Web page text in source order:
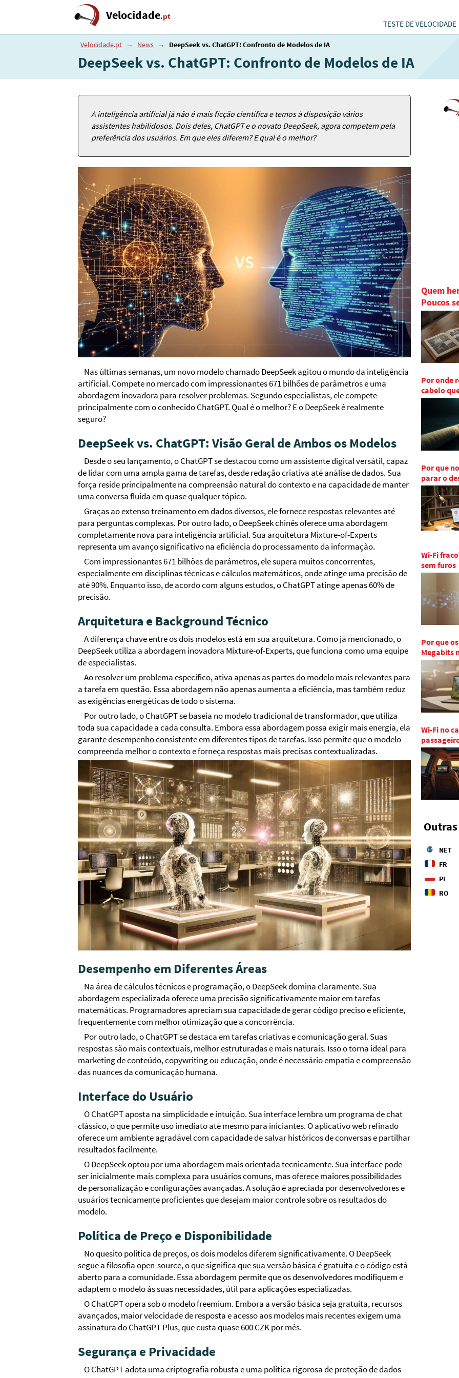
Velocidade.pt
TESTE DE VELOCIDADE
Velocidade.pt → News → DeepSeek vs. ChatGPT: Confronto de Modelos de IA
DeepSeek vs. ChatGPT: Confronto de Modelos de IA
A inteligência artificial já não é mais ficção científica e temos à disposição vários
assistentes habilidosos. Dois deles, ChatGPT e o novato DeepSeek, agora competem pela
preferência dos usuários. Em que eles diferem? E qual é o melhor?
Nas últimas semanas, um novo modelo chamado DeepSeek agitou o mundo da inteligência
artificial. Compete no mercado com impressionantes 671 bilhões de parâmetros e uma
abordagem inovadora para resolver problemas. Segundo especialistas, ele compete
principalmente com o conhecido ChatGPT. Qual é o melhor? E o DeepSeek é realmente
seguro?
DeepSeek vs. ChatGPT: Visão Geral de Ambos os Modelos
Desde o seu lançamento, o ChatGPT se destacou como um assistente digital versátil, capaz
de lidar com uma ampla gama de tarefas, desde redação criativa até análise de dados. Sua
força reside principalmente na compreensão natural do contexto e na capacidade de manter
uma conversa fluida em quase qualquer tópico.
Graças ao extenso treinamento em dados diversos, ele fornece respostas relevantes até
para perguntas complexas. Por outro lado, o DeepSeek chinês oferece uma abordagem
completamente nova para inteligência artificial. Sua arquitetura Mixture-of-Experts
representa um avanço significativo na eficiência do processamento da informação.
Com impressionantes 671 bilhões de parâmetros, ele supera muitos concorrentes,
especialmente em disciplinas técnicas e cálculos matemáticos, onde atinge uma precisão de
até 90%. Enquanto isso, de acordo com alguns estudos, o ChatGPT atinge apenas 60% de
precisão.
Arquitetura e Background Técnico
A diferença chave entre os dois modelos está em sua arquitetura. Como já mencionado, o
DeepSeek utiliza a abordagem inovadora Mixture-of-Experts, que funciona como uma equipe
de especialistas.
Ao resolver um problema específico, ativa apenas as partes do modelo mais relevantes para
a tarefa em questão. Essa abordagem não apenas aumenta a eficiência, mas também reduz
as exigências energéticas de todo o sistema.
Por outro lado, o ChatGPT se baseia no modelo tradicional de transformador, que utiliza
toda sua capacidade a cada consulta. Embora essa abordagem possa exigir mais energia, ela
garante desempenho consistente em diferentes tipos de tarefas. Isso permite que o modelo
compreenda melhor o contexto e forneça respostas mais precisas contextualizadas.
Desempenho em Diferentes Áreas
Na área de cálculos técnicos e programação, o DeepSeek domina claramente. Sua
abordagem especializada oferece uma precisão significativamente maior em tarefas
matemáticas. Programadores apreciam sua capacidade de gerar código preciso e eficiente,
frequentemente com melhor otimização que a concorrência.
Por outro lado, o ChatGPT se destaca em tarefas criativas e comunicação geral. Suas
respostas são mais contextuais, melhor estruturadas e mais naturais. Isso o torna ideal para
marketing de conteúdo, copywriting ou educação, onde é necessário empatia e compreensão
das nuances da comunicação humana.
Interface do Usuário
O ChatGPT aposta na simplicidade e intuição. Sua interface lembra um programa de chat
clássico, o que permite uso imediato até mesmo para iniciantes. O aplicativo web refinado
oferece um ambiente agradável com capacidade de salvar históricos de conversas e partilhar
resultados facilmente.
O DeepSeek optou por uma abordagem mais orientada tecnicamente. Sua interface pode
ser inicialmente mais complexa para usuários comuns, mas oferece maiores possibilidades
de personalização e configurações avançadas. A solução é apreciada por desenvolvedores e
usuários tecnicamente proficientes que desejam maior controle sobre os resultados do
modelo.
Política de Preço e Disponibilidade
No quesito política de preços, os dois modelos diferem significativamente. O DeepSeek
segue a filosofia open-source, o que significa que sua versão básica é gratuita e o código está
aberto para a comunidade. Essa abordagem permite que os desenvolvedores modifiquem e
adaptem o modelo às suas necessidades, útil para aplicações especializadas.
O ChatGPT opera sob o modelo freemium. Embora a versão básica seja gratuita, recursos
avançados, maior velocidade de resposta e acesso aos modelos mais recentes exigem uma
assinatura do ChatGPT Plus, que custa quase 600 CZK por mês.
Segurança e Privacidade
O ChatGPT adota uma criptografia robusta e uma política rigorosa de proteção de dados
Quem
Poucos
Por onde
cabelo
Por que
parar o
Wi-Fi
sem furos
Por que
Megabits
Wi-Fi no
NET
FR
PL
RO